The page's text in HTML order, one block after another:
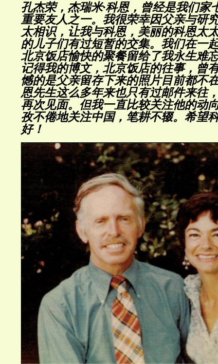
孔杰荣，杰瑞米·科恩，曾经是我们家
重要友人之一。我很荣幸因父亲与研
太相识，让我与科恩，美丽的科恩太
的儿子们有过短暂的交集。我们在一
北京饭店愉快的聚餐留给了我永生难
记得我的博文，北京饭店的往事，曾
憾的是父亲留存下来的照片目前都不
恩先生这么多年来也只有过邮件来往
再次见面。但我一直比较关注他的动
孜不倦地关注中国，笔耕不辍。希望
好！